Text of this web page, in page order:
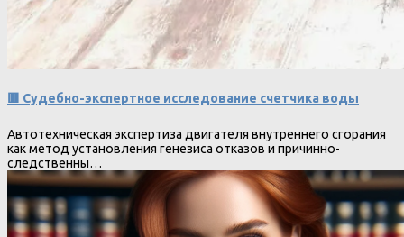
🟥 Судебно-экспертное исследование счетчика воды
Автотехническая экспертиза двигателя внутреннего сгорания
как метод установления генезиса отказов и причинно-
следственны…